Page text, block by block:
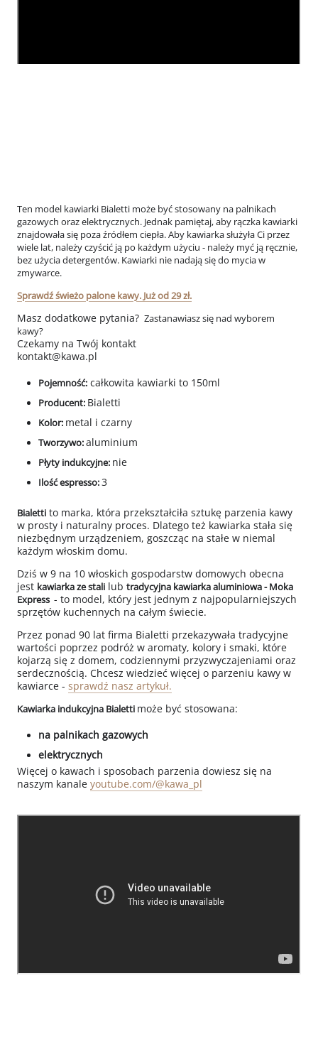
Ten model kawiarki Bialetti może być stosowany na palnikach
gazowych oraz elektrycznych. Jednak pamiętaj, aby rączka kawiarki
znajdowała się poza źródłem ciepła.Aby kawiarka służyła Ci przez
wiele lat, należy czyścić ją po każdym użyciu - należy myć ją ręcznie,
bez użycia detergentów. Kawiarki nie nadają się do mycia w
zmywarce.
Sprawdź świeżo palone kawy. Już od 29 zł.
Masz dodatkowe pytania? Zastanawiasz się nad wyborem
kawy?
Czekamy na Twój kontakt
kontakt@kawa.pl
Pojemność: całkowita kawiarki to 150ml
Producent: Bialetti
Kolor: metal i czarny
Tworzywo:aluminium
Płyty indukcyjne: nie
Ilość espresso:3
Bialetti to marka, która przekształciła sztukę parzenia kawy
w prosty i naturalny proces. Dlatego też kawiarka stała się
niezbędnym urządzeniem, goszcząc na stałe w niemal
każdym włoskim domu.
Dziś w 9 na 10 włoskich gospodarstw domowych obecna
jest kawiarka ze stali lub tradycyjna kawiarka aluminiowa -Moka
Express - to model, który jest jednym z najpopularniejszych
sprzętów kuchennych na całym świecie.
Przez ponad 90 lat firma Bialetti przekazywała tradycyjne
wartości poprzez podróż w aromaty, kolory i smaki, które
kojarzą się z domem, codziennymi przyzwyczajeniami oraz
serdecznością. Chcesz wiedzieć więcej o parzeniu kawy w
kawiarce - sprawdź nasz artykuł.
Kawiarka indukcyjna Bialetti może być stosowana:
na palnikach gazowych
elektrycznych
Więcej o kawach i sposobach parzenia dowiesz się na
naszym kanale youtube.com/@kawa_pl